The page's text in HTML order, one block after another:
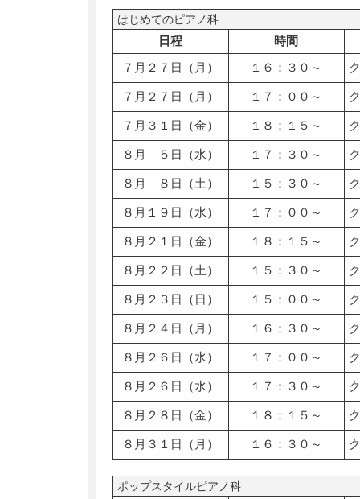
はじめてのピアノ科
日程
時間
７月２７日（月）
１６：３０～
７月２７日（月） １７：００～
７月３１日（金） １８：１５～
８月 ５日（水） １７：３０～
８月 ８日（土） １５：３０～
８月１９日（水） １７：００～
８月２１日（金） １８：１５～
８月２２日（土） １５：３０～
８月２３日（日） １５：００～
８月２４日（月） １６：３０～
８月２６日（水） １７：００～
８月２６日（水） １７：３０～
８月２８日（金） １８：１５～
８月３１日（月） １６：３０～
ポップスタイルピアノ科